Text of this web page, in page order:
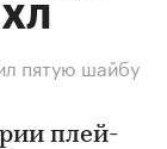
пятую шайбу
плей-